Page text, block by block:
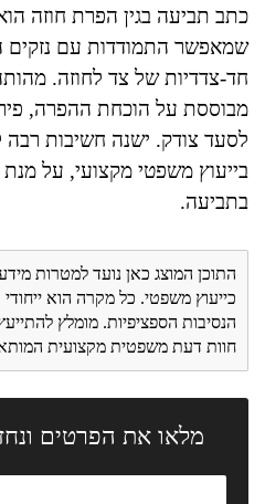
כתב תביעה בגין הפרת חוזה
שמאפשר התמודדות עם נזקים
חד-צדדיות של צד לחוזה.
מבוססת על הוכחת ההפרה,
לסעד צודק. ישנה חשיבות רבה
בייעוץ משפטי מקצועי, על
בתביעה.
התוכן המוצג כאן נועד למטרות
כייעוץ משפטי. כל מקרה הוא
הנסיבות הספציפיות. מומלץ
חוות דעת משפטית מקצועית
מלאו את הפרטים